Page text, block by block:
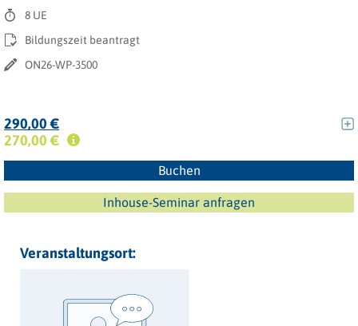
8 UE
Bildungszeit beantragt
ON26-WP-3500
290,00 €
270,00 €
Buchen
Inhouse-Seminar anfragen
Veranstaltungsort: